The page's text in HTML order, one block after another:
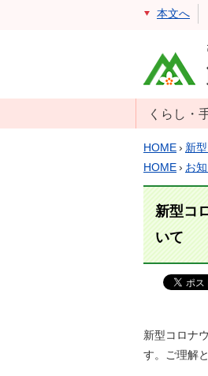
本文へ
くらし・
戸籍・住
印鑑証明
住民登録
戸籍届出
マイナンバ
届出
消防・防
税金
HOME› 新
HOME› お
新型コ
いて
新型コロナ
す。ご理解